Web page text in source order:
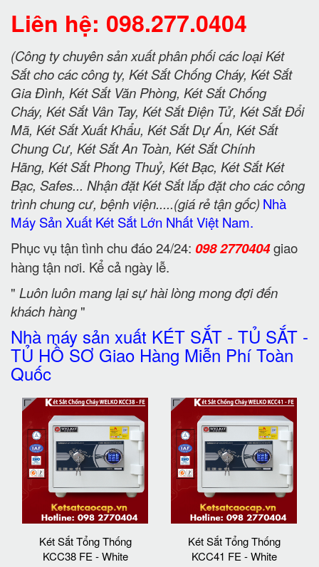
Liên hệ: 098.277.0404
(Công ty chuyên sản xuất phân phối các loại Két
Sắt cho các công ty, Két Sắt Chống Cháy, Két Sắt
Gia Đình, Két Sắt Văn Phòng, Két Sắt Chống
Cháy, Két Sắt Vân Tay, Két Sắt Điện Tử, Két Sắt Đổi
Mã, Két Sắt Xuất Khẩu, Két Sắt Dự Án, Két Sắt
Chung Cư, Két Sắt An Toàn, Két Sắt Chính
Hãng, Két Sắt Phong Thuỷ, Két Bạc, Két Sắt Két
Bạc, Safes... Nhận đặt Két Sắt lắp đặt cho các công
trình chung cư, bệnh viện.....(giá rẻ tận gốc) Nhà
Máy Sản Xuất Két Sắt Lớn Nhất Việt Nam.
Phục vụ tận tình chu đáo 24/24: 098 2770404giao
hàng tận nơi. Kể cả ngày lễ.
" Luôn luôn mang lại sự hài lòng mong đợi đến
khách hàng"
Nhà máy sản xuất KÉT SẮT - TỦ SẮT -
TỦ HỒ SƠ Giao Hàng Miễn Phí Toàn
Quốc
Két Sắt Tổng Thống
KCC38 FE - White
Két Sắt Tổng Thống
KCC41 FE - White